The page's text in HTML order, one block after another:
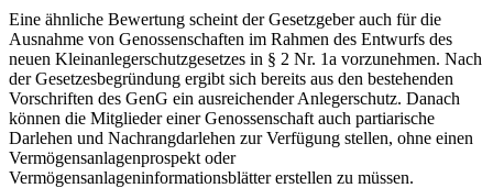
Eine ähnliche Bewertung scheint der Gesetzgeber auch für die
Ausnahme von Genossenschaften im Rahmen des Entwurfs des
neuen Kleinanlegerschutzgesetzes in § 2 Nr. 1a vorzunehmen. Nach
der Gesetzesbegründung ergibt sich bereits aus den bestehenden
Vorschriften des GenG ein ausreichender Anlegerschutz. Danach
können die Mitglieder einer Genossenschaft auch partiarische
Darlehen und Nachrangdarlehen zur Verfügung stellen, ohne einen
Vermögensanlagenprospekt oder
Vermögensanlageninformationsblätter erstellen zu müssen.